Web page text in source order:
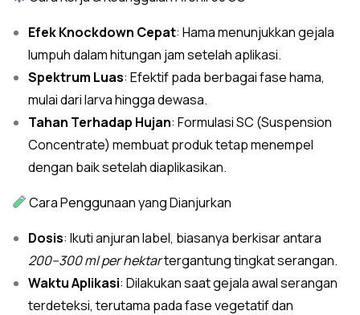
Efek Knockdown Cepat: Hama menunjukkan gejala
lumpuh dalam hitungan jam setelah aplikasi.
Spektrum Luas: Efektif pada berbagai fase hama,
mulai dari larva hingga dewasa.
Tahan Terhadap Hujan: Formulasi SC (Suspension
Concentrate) membuat produk tetap menempel
dengan baik setelah diaplikasikan.
Cara Penggunaan yang Dianjurkan
Dosis: Ikuti anjuran label, biasanya berkisar antara
200–300 ml per hektartergantung tingkat serangan.
Waktu Aplikasi: Dilakukan saat gejala awal serangan
terdeteksi, terutama pada fase vegetatif dan